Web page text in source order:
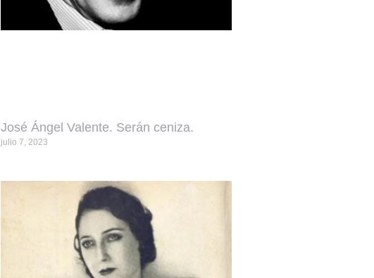
José Ángel Valente. Serán ceniza.
julio 7, 2023